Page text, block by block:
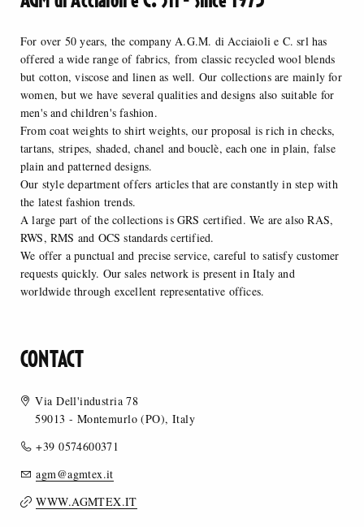
For over 50 years, the company A.G.M. di Acciaioli e C. srl has
offered a wide range of fabrics, from classic recycled wool blends
but cotton, viscose and linen as well. Our collections are mainly for
women, but we have several qualities and designs also suitable for
men's and children's fashion.
From coat weights to shirt weights, our proposal is rich in checks,
tartans, stripes, shaded, chanel and bouclè, each one in plain, false
plain and patterned designs.
Our style department offers articles that are constantly in step with
the latest fashion trends.
A large part of the collections is GRS certified. We are also RAS,
RWS, RMS and OCS standards certified.
We offer a punctual and precise service, careful to satisfy customer
requests quickly. Our sales network is present in Italy and
worldwide through excellent representative offices.
CONTACT
Via Dell'industria 78
59013 - Montemurlo (PO), Italy
+39 0574600371
agm@agmtex.it
WWW.AGMTEX.IT